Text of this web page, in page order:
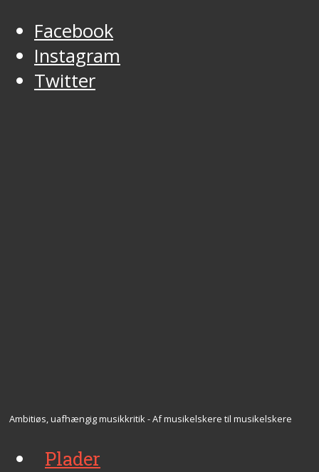
Facebook
Instagram
Twitter
Ambitiøs, uafhængig musikkritik - Af musikelskere til musikelskere
Plader